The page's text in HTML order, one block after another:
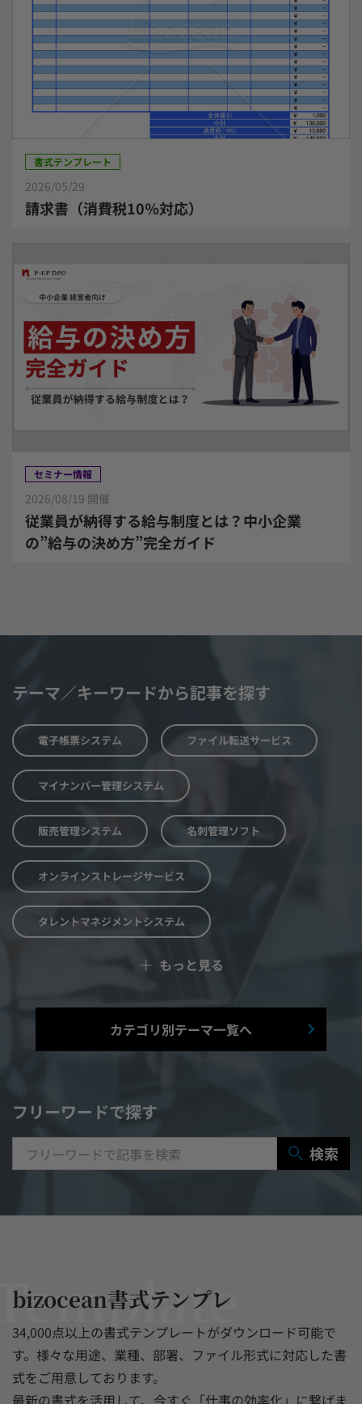
書式テンプレート
2026/05/29
請求書（消費税10％対応）
セミナー情報
2026/08/19 開催
従業員が納得する給与制度とは？中小企業
の”給与の決め方”完全ガイド
テーマ／キーワードから記事を探す
電子帳票システム ファイル転送サービス
マイナンバー管理システム
販売管理システム 名刺管理ソフト
オンラインストレージサービス
タレントマネジメントシステム
Web面接システム
シフト管理システム
契約書レビューシステム
研修システム 受付システム
ERPシステム MAツール
チャットボットツール
＋ もっと見る
カテゴリ別テーマ一覧へ
フリーワードで探す
検索
bizocean書式テンプレ
34,000点以上の書式テンプレートがダウンロード可能で
す。様々な用途、業種、部署、ファイル形式に対応した書
式をご用意しております。